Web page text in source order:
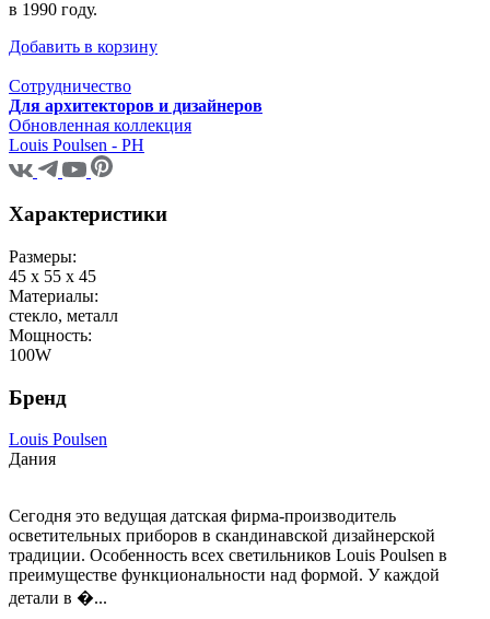
в 1990 году.
Добавить в корзину
Сотрудничество
Для архитекторов и дизайнеров
Обновленная коллекция
Louis Poulsen - PH
Характеристики
Размеры:
45 x 55 x 45
Материалы:
стекло, металл
Мощность:
100W
Бренд
Louis Poulsen
Дания
Сегодня это ведущая датская фирма-производитель
осветительных приборов в скандинавской дизайнерской
традиции. Особенность всех светильников Louis Poulsen в
преимуществе функциональности над формой. У каждой
детали в �...